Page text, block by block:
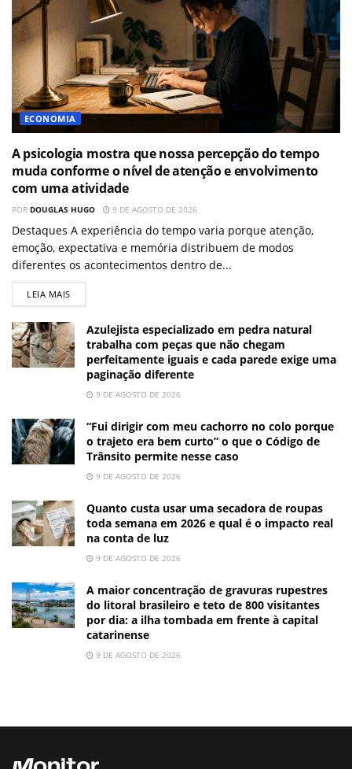
ECONOMIA
A psicologia mostra que nossa percepção do tempo
muda conforme o nível de atenção e envolvimento
com uma atividade
POR DOUGLAS HUGO 9 DE AGOSTO DE 2026
Destaques A experiência do tempo varia porque atenção,
emoção, expectativa e memória distribuem de modos
diferentes os acontecimentos dentro de...
LEIA MAIS
Azulejista especializado em pedra natural
trabalha com peças que não chegam
perfeitamente iguais e cada parede exige uma
paginação diferente
9 DE AGOSTO DE 2026
“Fui dirigir com meu cachorro no colo porque
o trajeto era bem curto” o que o Código de
Trânsito permite nesse caso
9 DE AGOSTO DE 2026
Quanto custa usar uma secadora de roupas
toda semana em 2026 e qual é o impacto real
na conta de luz
9 DE AGOSTO DE 2026
A maior concentração de gravuras rupestres
do litoral brasileiro e teto de 800 visitantes
por dia: a ilha tombada em frente à capital
catarinense
9 DE AGOSTO DE 2026